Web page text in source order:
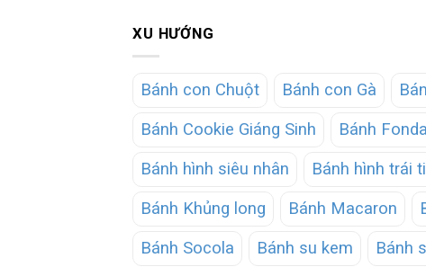
XU HƯỚNG
Bánh con Chuột Bánh con Gà
Bánh Cookie Giáng Sinh
Bánh
Bánh hình siêu nhân
Bánh hình trái
Bánh Khủng long
Bánh Macaron
Bánh Socola
Bánh su kem Bánh